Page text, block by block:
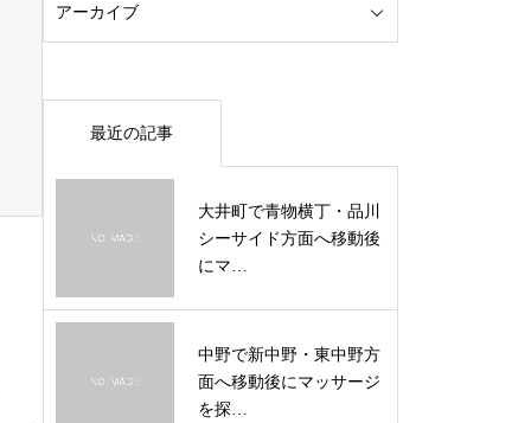
最近の記事
大井町で青物横丁・品川
シーサイド方面へ移動後
にマ…
中野で新中野・東中野方
面へ移動後にマッサージ
を探…